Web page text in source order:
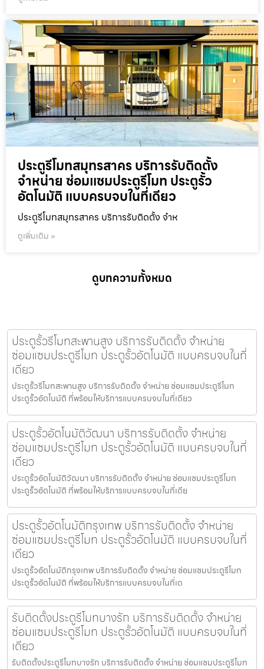
ประตูรีโมทสมุทรสาคร บริการรับติดตั้ง
จำหน่าย ซ่อมแซมประตูรีโมท ประตูรั้ว
อัตโนมัติ แบบครบจบในที่เดียว
ประตูรีโมทสมุทรสาคร บริการรับติดตั้ง จำห
ดูเพิ่มเติม »
ดูบทความทั้งหมด
ประตูรั้วรีโมทสะพานสูง บริการรับติดตั้ง จำหน่าย
ซ่อมแซมประตูรีโมท ประตูรั้วอัตโนมัติ แบบครบจบในที่
เดียว
ประตูรั้วรีโมทสะพานสูง บริการรับติดตั้ง จำหน่าย ซ่อมแซมประตูรีโมท
ประตูรั้วอัตโนมัติ ที่พร้อมให้บริการแบบครบจบในที่เดียว
ประตูรั้วอัตโนมัติวัฒนา บริการรับติดตั้ง จำหน่าย
ซ่อมแซมประตูรีโมท ประตูรั้วอัตโนมัติ แบบครบจบในที่
เดียว
ประตูรั้วอัตโนมัติวัฒนา บริการรับติดตั้ง จำหน่าย ซ่อมแซมประตูรีโมท
ประตูรั้วอัตโนมัติ ที่พร้อมให้บริการแบบครบจบในที่เดีย
ประตูรั้วอัตโนมัติกรุงเทพ บริการรับติดตั้ง จำหน่าย
ซ่อมแซมประตูรีโมท ประตูรั้วอัตโนมัติ แบบครบจบในที่
เดียว
ประตูรั้วอัตโนมัติกรุงเทพ บริการรับติดตั้ง จำหน่าย ซ่อมแซมประตูรีโมท
ประตูรั้วอัตโนมัติ ที่พร้อมให้บริการแบบครบจบในที่เด
รับติดตั้งประตูรีโมทบางรัก บริการรับติดตั้ง จำหน่าย
ซ่อมแซมประตูรีโมท ประตูรั้วอัตโนมัติ แบบครบจบในที่
เดียว
รับติดตั้งประตูรีโมทบางรัก บริการรับติดตั้ง จำหน่าย ซ่อมแซมประตูรีโมท